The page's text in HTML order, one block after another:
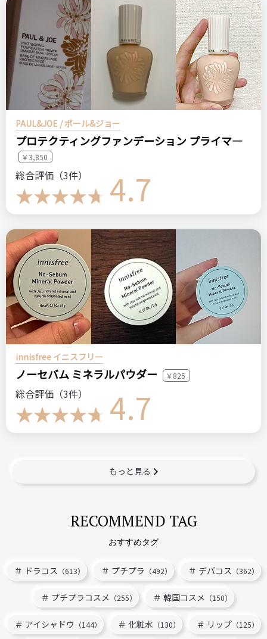
PAUL&JOE / ポール&ジョー
プロテクティングファンデーション プライマ―
￥3,850
総合評価（3件） 4.7
innisfree イニスフリー
ノーセバム ミネラルパウダー ￥825
総合評価（3件） 4.7
もっと見る
RECOMMEND TAG
おすすめタグ
ドラコス （613） プチプラ （492） デパコス （362）
プチプラコスメ （255） 韓国コスメ （150）
アイシャドウ （144） 化粧水 （130） リップ（125）